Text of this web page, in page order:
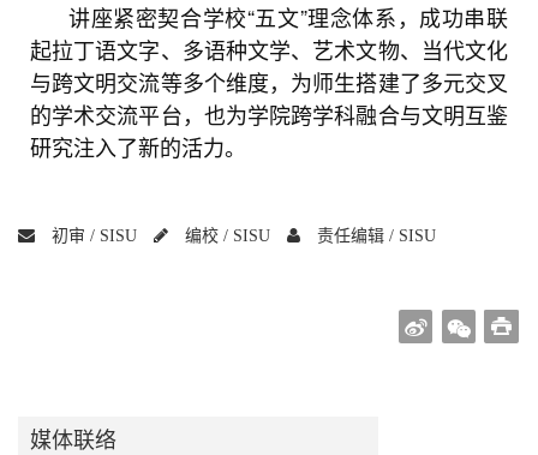
讲座紧密契合学校“五文”理念体系，成功串联
起拉丁语文字、多语种文学、艺术文物、当代文化
与跨文明交流等多个维度，为师生搭建了多元交叉
的学术交流平台，也为学院跨学科融合与文明互鉴
研究注入了新的活力。
初审 / SISU 编校 / SISU 责任编辑 / SISU
媒体联络